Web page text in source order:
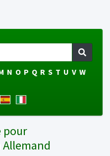
N O P Q R S T U V W
pour